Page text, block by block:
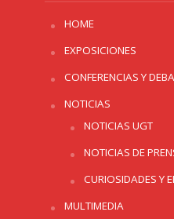
HOME
EXPOSICIONES
CONFERENCIAS Y
NOTICIAS
NOTICIAS UGT
NOTICIAS DE
CURIOSIDADES Y
MULTIMEDIA